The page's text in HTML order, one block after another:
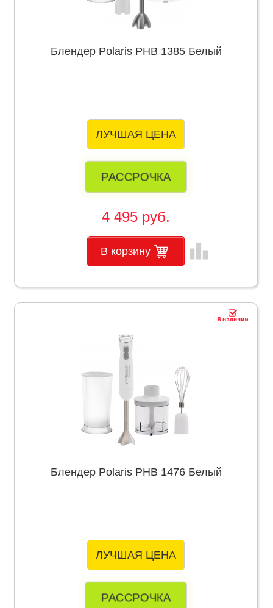
Блендер Polaris PHB 1385 Белый
ЛУЧШАЯ ЦЕНА
РАССРОЧКА
4 495 руб.
В корзину leaderboard
Блендер Polaris PHB 1476 Белый
ЛУЧШАЯ ЦЕНА
РАССРОЧКА